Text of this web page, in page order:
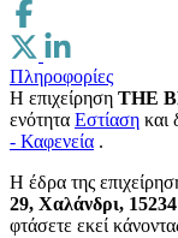
Πληροφορίες
Η επιχείρηση THE
ενότητα Εστίαση και
- Καφενεία .
H έδρα της
29, Χαλάνδρι, 15234
φτάσετε εκεί